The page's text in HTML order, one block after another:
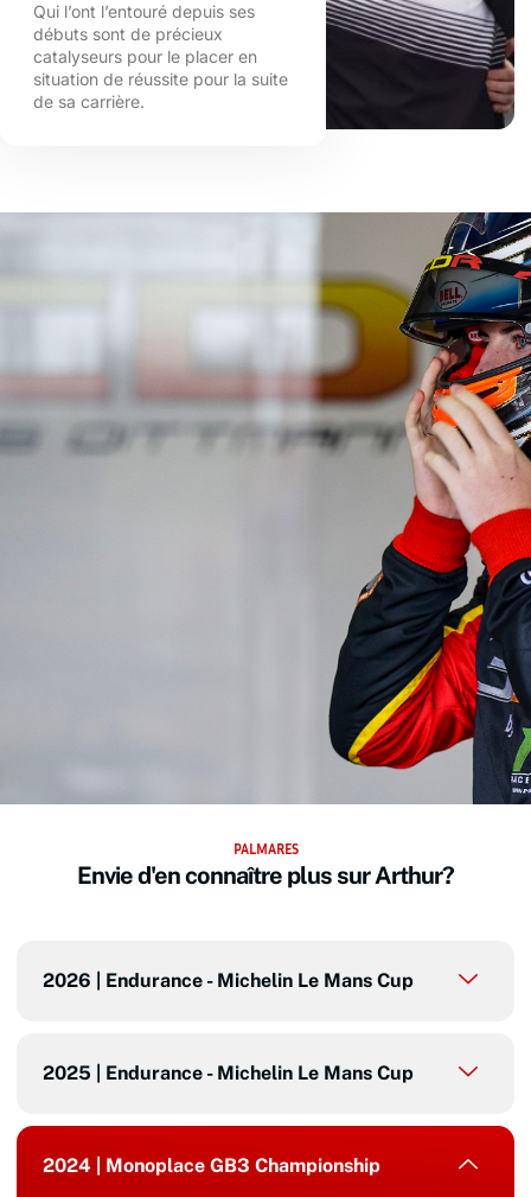
Qui l’ont l’entouré depuis ses
débuts sont de précieux
catalyseurs pour le placer en
situation de réussite pour la suite
de sa carrière.
PALMARES
Envie d'en connaître plus sur Arthur?
2026 | Endurance - Michelin Le Mans Cup
2025 | Endurance - Michelin Le Mans Cup
2024 | Monoplace GB3 Championship